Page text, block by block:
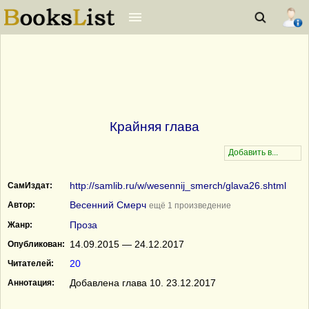
Крайняя глава
СамИздат: http://samlib.ru/w/wesennij_smerch/glava26.shtml
Автор: Весенний Смерч ещё 1 произведение
Жанр:
Проза
Опубликован: 14.09.2015 — 24.12.2017
Читателей: 20
Аннотация: Добавлена глава 10. 23.12.2017